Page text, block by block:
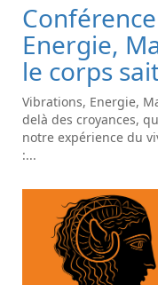
Energie,
le corps
Vibrations, Energie,
delà des croyances,
notre expérience du
:...